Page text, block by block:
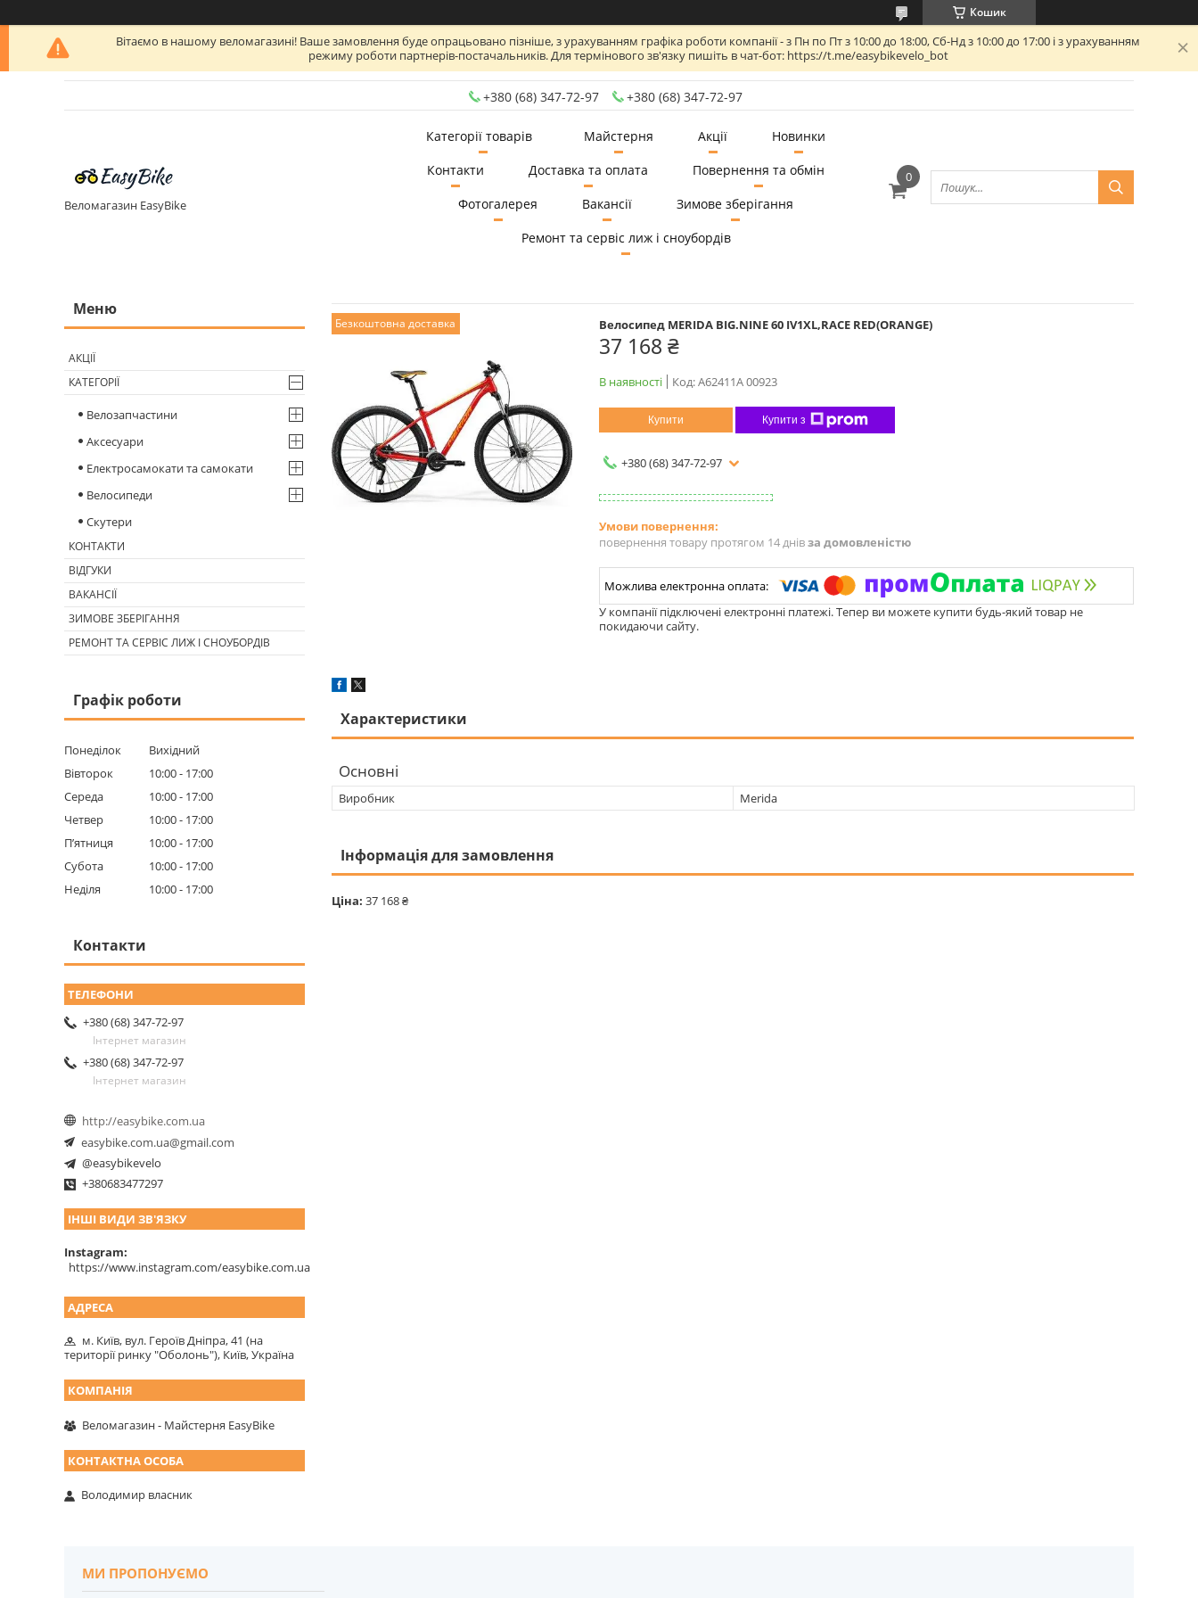
Кошик
Вітаємо в нашому веломагазині! Ваше замовлення буде опрацьовано пізніше, з урахуванням графіка роботи компанії - з Пн по Пт з 10:00 до 18:00, Сб-Нд з 10:00 до 17:00 і з урахуванням
режиму роботи партнерів-постачальників. Для термінового зв'язку пишіть в чат-бот: https://t.me/easybikevelo_bot
+380 (68) 347-72-97 +380 (68) 347-72-97
Веломагазин EasyBike
Категорії товарів Майстерня Акції
Новинки
Контакти
Доставка та оплата
Повернення та обмін
Фотогалерея
Вакансії
Зимове зберігання
Ремонт та сервіс лиж і сноубордів
Безкоштовна доставка Велосипед MERIDA BIG.NINE 60 IV1XL,RACE RED(ORANGE)
37 168 ₴
В наявності Код:A62411A 00923
Купити Купити з
+380 (68) 347-72-97
повернення товару протягом 14 днівза домовленістю
У компанії підключені електронні платежі. Тепер ви можете купити будь-який товар не
покидаючи сайту.
Характеристики
Основні
Виробник Merida
Інформація для замовлення
Ціна: 37 168 ₴
АКЦІЇ
КАТЕГОРІЇ
Велозапчастини
Аксесуари
Електросамокати та самокати
Велосипеди
Скутери
КОНТАКТИ
ВІДГУКИ
ВАКАНСІЇ
ЗИМОВЕ ЗБЕРІГАННЯ
РЕМОНТ ТА СЕРВІС ЛИЖ І СНОУБОРДІВ
Графік роботи
Понеділок
Вихідний
Вівторок
10:00
17:00
Середа
10:00
17:00
Четвер
10:00
17:00
Пʼятниця
10:00
17:00
Субота
10:00
17:00
Неділя
10:00 17:00
Контакти
+380 (68) 347-72-97
Інтернет магазин
+380 (68) 347-72-97
Інтернет магазин
http://easybike.com.ua
easybike.com.ua@gmail.com
@easybikevelo
+380683477297
ІНШІ ВИДИ ЗВ'ЯЗКУ
Instagram
https://www.instagram.com/easybike.com.ua
м. Київ, вул. Героїв Дніпра, 41 (на
території ринку "Оболонь"), Київ, Україна
Веломагазин - Майстерня EasyBike
Володимир власник
МИ ПРОПОНУЄМО